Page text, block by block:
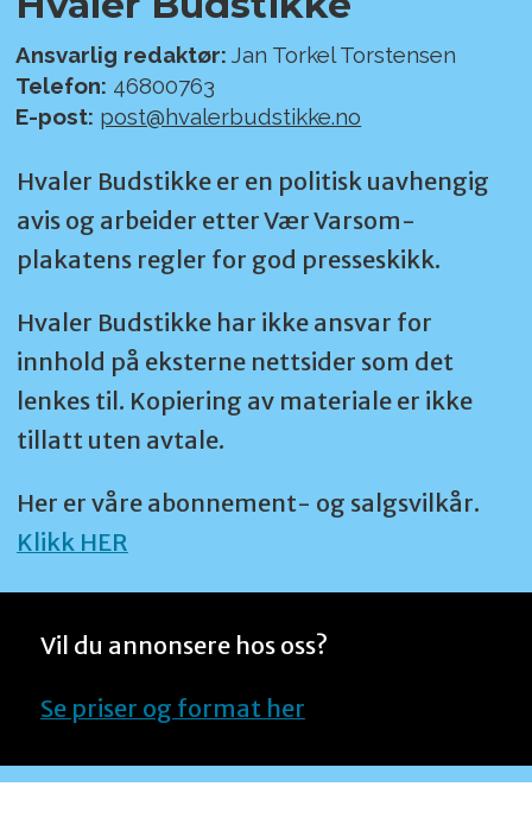
Ansvarlig redaktør: Jan Torkel Torstensen
Telefon: 46800763
E-post: post@hvalerbudstikke.no
Hvaler Budstikke er en politisk uavhengig
avis og arbeider etter Vær Varsom-
plakatens regler for god presseskikk.
Hvaler Budstikke har ikke ansvar for
innhold på eksterne nettsider som det
lenkes til. Kopiering av materiale er ikke
tillatt uten avtale.
Her er våre abonnement- og salgsvilkår.
Klikk HER
Vil du annonsere hos oss?
Se priser og format her